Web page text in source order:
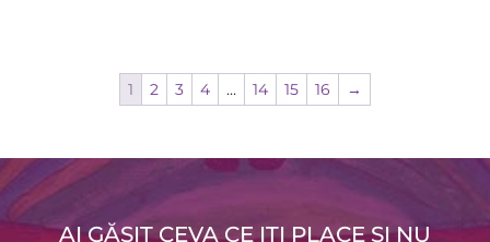
1 2 3 4 … 14 15 16 →
AI GĂSIT CEVA CE IȚI PLACE ȘI NU